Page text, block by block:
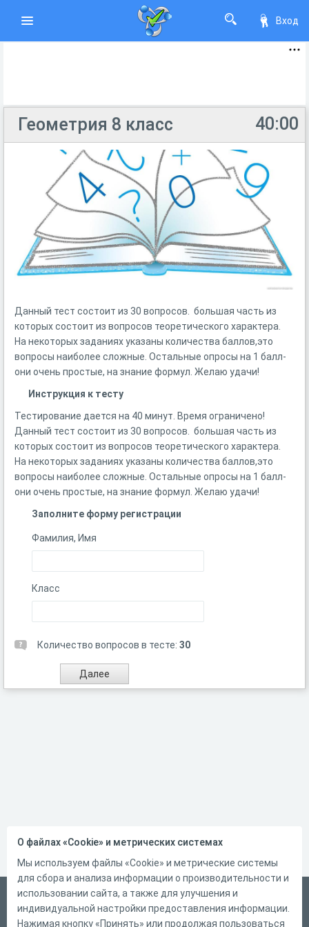
Вход
40:00
Геометрия 8 класс
Данный тест состоит из 30 вопросов. большая часть из
которых состоит из вопросов теоретического характера.
На некоторых заданиях указаны количества баллов,это
вопросы наиболее сложные. Остальные опросы на 1 балл-
они очень простые, на знание формул. Желаю удачи!
Инструкция к тесту
Тестирование дается на 40 минут. Время ограничено!
Данный тест состоит из 30 вопросов. большая часть из
которых состоит из вопросов теоретического характера.
На некоторых заданиях указаны количества баллов,это
вопросы наиболее сложные. Остальные опросы на 1 балл-
они очень простые, на знание формул. Желаю удачи!
Заполните форму регистрации
Фамилия, Имя
Класс
Количество вопросов в тесте: 30
Русский
Справка
О файлах «Cookie» и метрических системах
Мы используем файлы «Cookie» и метрические системы
для сбора и анализа информации о производительности и
использовании сайта, а также для улучшения и
индивидуальной настройки предоставления информации.
Нажимая кнопку «Принять» или продолжая пользоваться